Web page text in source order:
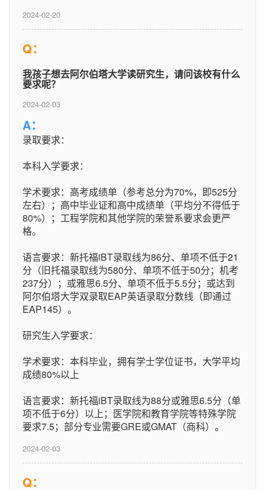
2024-02-20
Q：
我孩子想去阿尔伯塔大学读研究生，请问该校有什么
要求呢？
2024-02-03
A：
录取要求：
本科入学要求：
学术要求：高考成绩单（参考总分为70%，即525分
左右）；高中毕业证和高中成绩单（平均分不得低于
80%）；工程学院和其他学院的荣誉系要求会更严
格。
语言要求：新托福iBT录取线为86分、单项不低于21
分（旧托福录取线为580分、单项不低于50分；机考
237分）；或雅思6.5分、单项不低于5.5分；或达到
阿尔伯塔大学双录取EAP英语录取分数线（即通过
EAP145）。
研究生入学要求：
学术要求：本科毕业，拥有学士学位证书，大学平均
成绩80%以上
语言要求：新托福iBT录取线为88分或雅思6.5分（单
项不低于6分）以上；医学院和教育学院等特殊学院
要求7.5；部分专业需要GRE或GMAT（商科）。
2024-02-03
Q：